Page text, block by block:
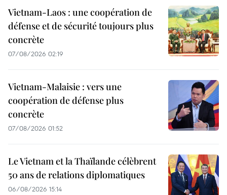
Vietnam-Laos : une coopération de
défense et de sécurité toujours plus
concrète
07/08/2026 02:19
Vietnam-Malaisie : vers une
coopération de défense plus
concrète
07/08/2026 01:52
Le Vietnam et la Thaïlande célèbrent
50 ans de relations diplomatiques
06/08/2026 15:14